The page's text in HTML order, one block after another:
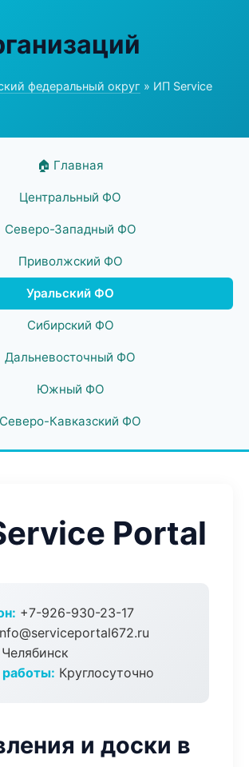
федеральный округ » ИП Service
🏠 Главная
Центральный ФО
Северо-Западный ФО
Приволжский ФО
Уральский ФО
Сибирский ФО
Дальневосточный ФО
Южный ФО
Северо-Кавказский ФО
Portal
+7-926-930-23-17
Челябинск
Круглосуточно
и доски в